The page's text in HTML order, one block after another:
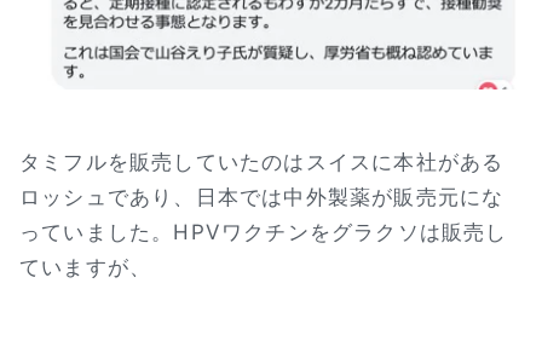
タミフルを販売していたのはスイスに本社がある
ロッシュであり、日本では中外製薬が販売元にな
っていました。HPVワクチンをグラクソは販売し
ていますが、